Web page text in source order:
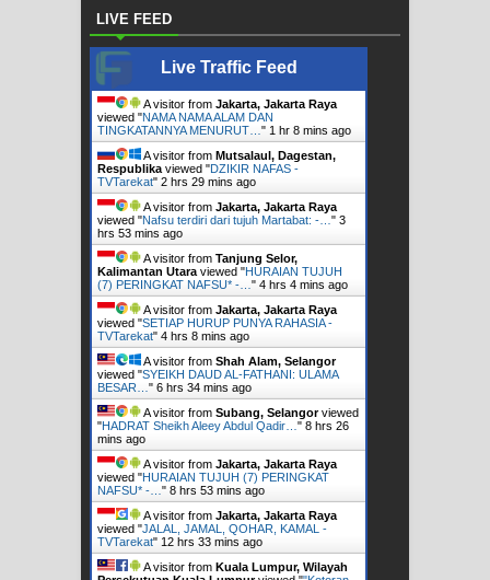
LIVE FEED
Live Traffic Feed
A visitor from Jakarta, Jakarta Raya
viewed "NAMA NAMA ALAM DAN
TINGKATANNYA MENURUT… " 1 hr 8 mins ago
A visitor from Mutsalaul, Dagestan,
Respublika viewed "DZIKIR NAFAS -
TVTarekat" 2 hrs 29 mins ago
A visitor from Jakarta, Jakarta Raya
viewed "Nafsu terdiri dari tujuh Martabat: -… " 3
hrs 53 mins ago
A visitor from Tanjung Selor,
Kalimantan Utara viewed "HURAIAN TUJUH
(7) PERINGKAT NAFSU* -… " 4 hrs 4 mins ago
A visitor from Jakarta, Jakarta Raya
viewed "SETIAP HURUP PUNYA RAHASIA -
TVTarekat" 4 hrs 8 mins ago
A visitor from Shah Alam, Selangor
viewed "SYEIKH DAUD AL-FATHANI: ULAMA
BESAR… " 6 hrs 34 mins ago
A visitor from Subang, Selangorviewed
"HADRAT Sheikh Aleey Abdul Qadir… " 8 hrs 26
mins ago
A visitor from Jakarta, Jakarta Raya
viewed "HURAIAN TUJUH (7) PERINGKAT
NAFSU* -… " 8 hrs 53 mins ago
A visitor from Jakarta, Jakarta Raya
viewed "JALAL, JAMAL, QOHAR, KAMAL -
TVTarekat" 12 hrs 33 mins ago
A visitor from Kuala Lumpur, Wilayah